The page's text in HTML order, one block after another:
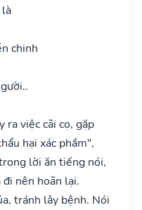
chinh
ra việc cãi cọ, gặp
hại xác phầm",
lời ăn tiếng nói,
nên hoãn lại.
tránh lây bệnh. Nói